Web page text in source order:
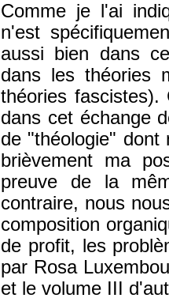
Comme je l'ai
n'est
aussi bien dans
dans les théories
théories
dans cet échange
de "théologie" dont
brièvement ma
preuve de la
contraire, nous
composition
de profit, les
par Rosa
et le volume III